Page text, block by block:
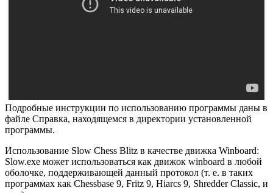
Подробные инструкции по использованию программы даны в
файле Справка, находящемся в директории установленной
программы.
Использование Slow Chess Blitz в качестве движка Winboard:
Slow.exe может использоваться как движок winboard в любой
оболочке, поддерживающей данный протокол (т. е. в таких
программах как Chessbase 9, Fritz 9, Hiarcs 9, Shredder Classic, и